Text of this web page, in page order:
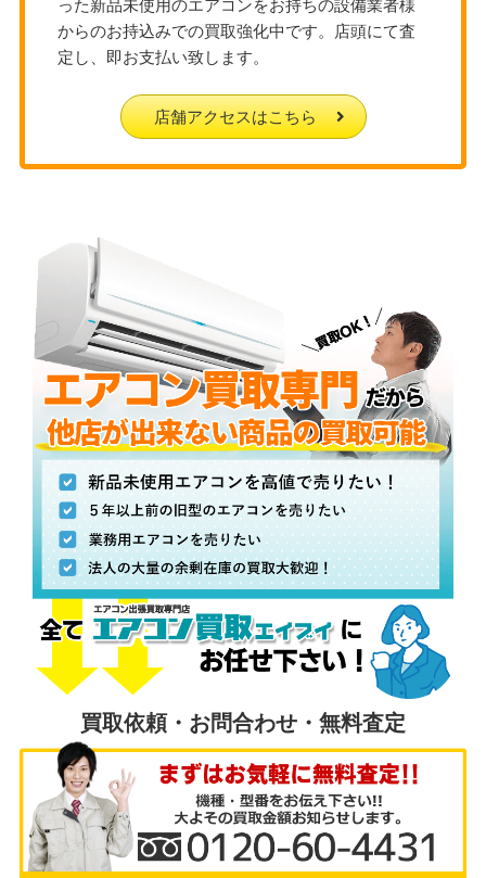
った新品未使用のエアコンをお持ちの設備業者様
からのお持込みでの買取強化中です。店頭にて査
定し、即お支払い致します。
店舗アクセスはこちら
買取依頼・お問合わせ・無料査定